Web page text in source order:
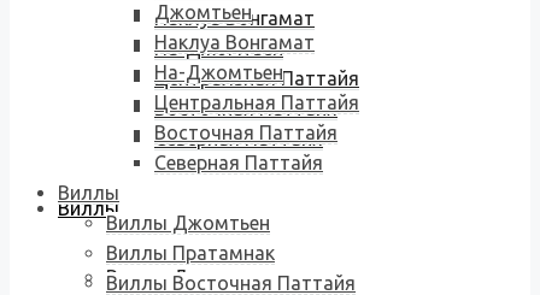
Наклуа Вонгамат
На-Джомтьен
Центральная Паттайя
Восточная Паттайя
Северная Паттайя
Виллы
Виллы Джомтьен
Джомтьен
Наклуа Вонгамат
На-Джомтьен
Центральная Паттайя
Восточная Паттайя
Северная Паттайя
Виллы
Виллы Джомтьен
Виллы Пратамнак
Виллы Восточная Паттайя